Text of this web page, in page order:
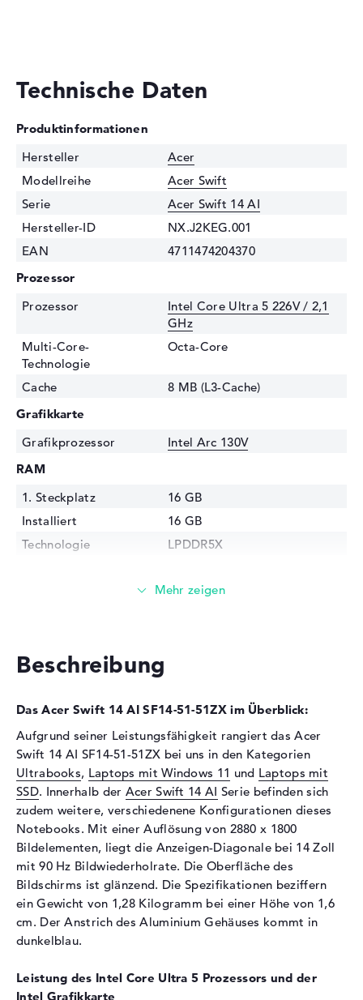
Technische Daten
Produktinformationen
Hersteller
Acer
Modellreihe
Acer Swift
Serie
Acer Swift 14 AI
Hersteller-ID
NX.J2KEG.001
EAN
4711474204370
Prozessor
Prozessor
Intel Core Ultra 5 226V / 2,1
GHz
Multi-Core-
Technologie
Octa-Core
Cache
8 MB (L3-Cache)
Grafikkarte
Grafikprozessor
Intel Arc 130V
RAM
1. Steckplatz
16 GB
Installiert
16 GB
Technologie
LPDDR5X
512 GB SSD
Display
Display-Typ
14" TFT
Max. Auflösung
2880 x 1800
Bildwiederholrate
90 Hz
Besonderheiten
Display, glänzend, OLED-
Display, Adobe RGB, DCI-P3
Audio
Webcam
Sensorauflösung
5 MP
Eingabegeräte
Multi-Touch-Trackpad,
Beschreibung
Das Acer Swift 14 AI SF14-51-51ZX im Überblick:
Aufgrund seiner Leistungsfähigkeit rangiert das Acer
Swift 14 AI SF14-51-51ZX bei uns in den Kategorien
Ultrabooks, Laptops mit Windows 11 und Laptops mit
SSD. Innerhalb der Acer Swift 14 AI Serie befinden sich
zudem weitere, verschiedenene Konfigurationen dieses
Notebooks. Mit einer Auflösung von 2880 x 1800
Bildelementen, liegt die Anzeigen-Diagonale bei 14 Zoll
mit 90 Hz Bildwiederholrate. Die Oberfläche des
Bildschirms ist glänzend. Die Spezifikationen beziffern
ein Gewicht von 1,28 Kilogramm bei einer Höhe von 1,6
cm. Der Anstrich des Aluminium Gehäuses kommt in
dunkelblau.
Leistung des Intel Core Ultra 5 Prozessors und der
Intel Grafikkarte